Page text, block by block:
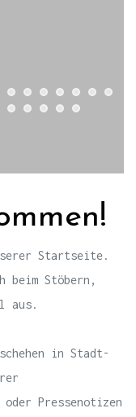
Startseite.
beim Stöbern,
aus.
in Stadt-
Pressenotizen